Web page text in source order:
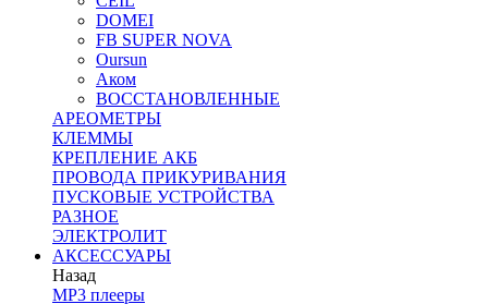
DOMEI
FB SUPER NOVA
Oursun
Аком
ВОССТАНОВЛЕННЫЕ
АРЕОМЕТРЫ
КЛЕММЫ
КРЕПЛЕНИЕ АКБ
ПРОВОДА ПРИКУРИВАНИЯ
ПУСКОВЫЕ УСТРОЙСТВА
РАЗНОЕ
ЭЛЕКТРОЛИТ
АКСЕССУАРЫ
Назад
MP3 плееры